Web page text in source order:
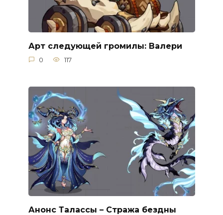
Арт следующей громилы: Валери
0 117
Анонс Талассы – Стража бездны